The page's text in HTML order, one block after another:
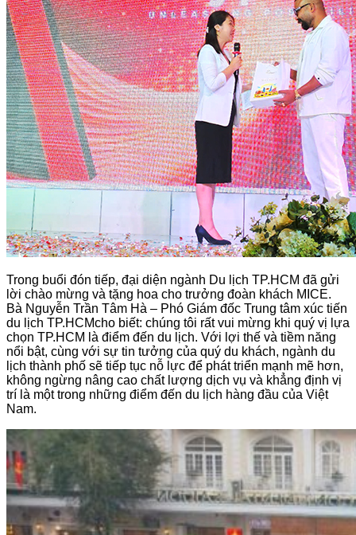
Trong buổi đón tiếp, đại diện ngành Du lịch TP.HCM đã gửi
lời chào mừng và tặng hoa cho trưởng đoàn khách MICE.
Bà Nguyễn Trần Tâm Hà – Phó Giám đốc Trung tâm xúc tiến
du lịch TP.HCMcho biết: chúng tôi rất vui mừng khi quý vị lựa
chọn TP.HCM là điểm đến du lịch. Với lợi thế và tiềm năng
nổi bật, cùng với sự tin tưởng của quý du khách, ngành du
lịch thành phố sẽ tiếp tục nỗ lực để phát triển mạnh mẽ hơn,
không ngừng nâng cao chất lượng dịch vụ và khẳng định vị
trí là một trong những điểm đến du lịch hàng đầu của Việt
Nam.